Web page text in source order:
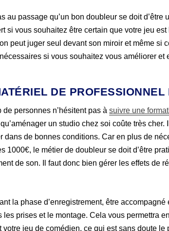
au passage qu’un bon doubleur se doit
si vous souhaitez être certain que votre jeu
peut juger seul devant son miroir et même si
si vous souhaitez vous améliorer et
DE
de personnes n’hésitent pas àsuivre une
un studio chez soi coûte très
dans de bonnes conditions. Car en plus de
1000€, le métier de doubleur se doit d’être
de son. Il faut donc bien gérer les effets de
la phase d’enregistrement, être
les prises et le montage. Cela vous permettra
votre jeu de comédien, ce qui est sans doute